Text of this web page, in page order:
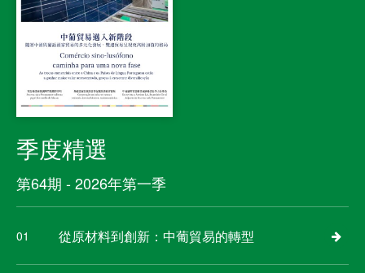
季度精選
第64期 - 2026年第一季
01 從原材料到創新：中葡貿易的轉型